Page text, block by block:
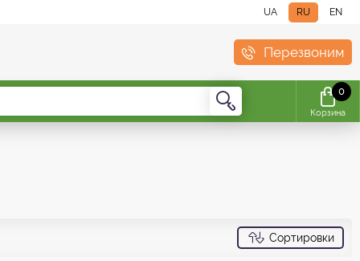
UA RU EN
Перезвоним
Корзина
0
Сортировки